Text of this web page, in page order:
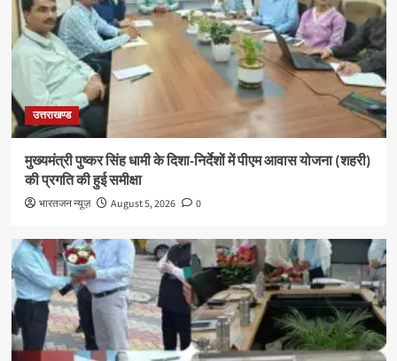
उत्तराखण्ड
मुख्यमंत्री पुष्कर सिंह धामी के दिशा-निर्देशों में पीएम आवास योजना (शहरी)
की प्रगति की हुई समीक्षा
भारतजन न्यूज़ August 5, 2026 0